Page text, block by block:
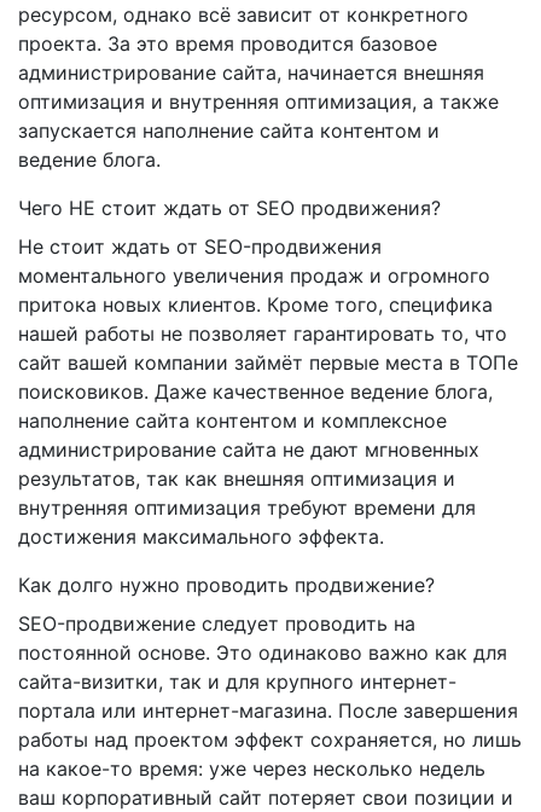
ресурсом, однако всё зависит от конкретного
проекта. За это время проводится базовое
администрирование сайта, начинается внешняя
оптимизация и внутренняя оптимизация, а также
запускается наполнение сайта контентом и
ведение блога.
Чего НЕ стоит ждать от SEO продвижения?
Не стоит ждать от SEO-продвижения
моментального увеличения продаж и огромного
притока новых клиентов. Кроме того, специфика
нашей работы не позволяет гарантировать то, что
сайт вашей компании займёт первые места в ТОПе
поисковиков. Даже качественное ведение блога,
наполнение сайта контентом и комплексное
администрирование сайта не дают мгновенных
результатов, так как внешняя оптимизация и
внутренняя оптимизация требуют времени для
достижения максимального эффекта.
Как долго нужно проводить продвижение?
SEO-продвижение следует проводить на
постоянной основе. Это одинаково важно как для
сайта-визитки, так и для крупного интернет-
портала или интернет-магазина. После завершения
работы над проектом эффект сохраняется, но лишь
на какое-то время: уже через несколько недель
ваш корпоративный сайт потеряет свои позиции и